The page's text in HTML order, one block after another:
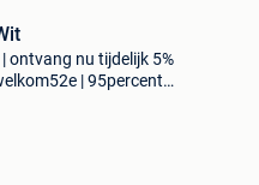
ontvang nu tijdelijk 5%
| 95percent